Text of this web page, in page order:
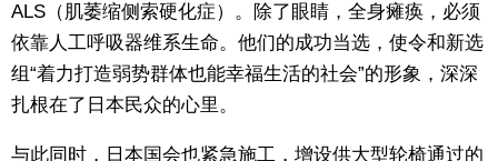
ALS（肌萎缩侧索硬化症）。除了眼睛，全身瘫痪，必须
依靠人工呼吸器维系生命。他们的成功当选，使令和新选
组“着力打造弱势群体也能幸福生活的社会”的形象，深深
扎根在了日本民众的心里。
与此同时，日本国会也紧急施工，增设供大型轮椅通过的